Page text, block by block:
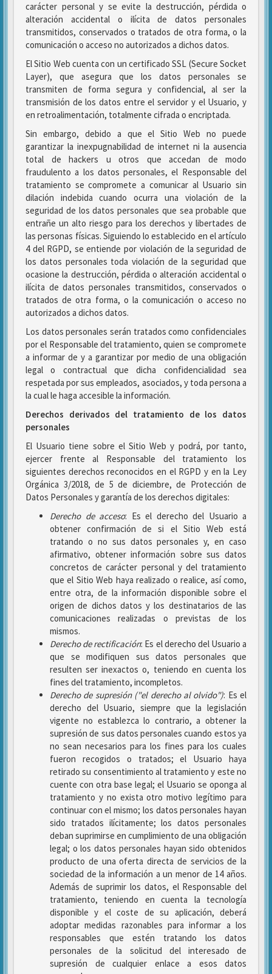
carácter personal y se evite la destrucción, pérdida o
alteración accidental o ilícita de datos personales
transmitidos, conservados o tratados de otra forma, o la
comunicación o acceso no autorizados a dichos datos.
El Sitio Web cuenta con un certificado SSL (Secure Socket
Layer), que asegura que los datos personales se
transmiten de forma segura y confidencial, al ser la
transmisión de los datos entre el servidor y el Usuario, y
en retroalimentación, totalmente cifrada o encriptada.
Sin embargo, debido a que el Sitio Web no puede
garantizar la inexpugnabilidad de internet ni la ausencia
total de hackers u otros que accedan de modo
fraudulento a los datos personales, el Responsable del
tratamiento se compromete a comunicar al Usuario sin
dilación indebida cuando ocurra una violación de la
seguridad de los datos personales que sea probable que
entrañe un alto riesgo para los derechos y libertades de
las personas físicas. Siguiendo lo establecido en el artículo
4 del RGPD, se entiende por violación de la seguridad de
los datos personales toda violación de la seguridad que
ocasione la destrucción, pérdida o alteración accidental o
ilícita de datos personales transmitidos, conservados o
tratados de otra forma, o la comunicación o acceso no
autorizados a dichos datos.
Los datos personales serán tratados como confidenciales
por el Responsable del tratamiento, quien se compromete
a informar de y a garantizar por medio de una obligación
legal o contractual que dicha confidencialidad sea
respetada por sus empleados, asociados, y toda persona a
la cual le haga accesible la información.
Derechos derivados del tratamiento de los datos
personales
El Usuario tiene sobre el Sitio Web y podrá, por tanto,
ejercer frente al Responsable del tratamiento los
siguientes derechos reconocidos en el RGPD y en la Ley
Orgánica 3/2018, de 5 de diciembre, de Protección de
Datos Personales y garantía de los derechos digitales:
Derecho de acceso: Es el derecho del Usuario a
obtener confirmación de si el Sitio Web está
tratando o no sus datos personales y, en caso
afirmativo, obtener información sobre sus datos
concretos de carácter personal y del tratamiento
que el Sitio Web haya realizado o realice, así como,
entre otra, de la información disponible sobre el
origen de dichos datos y los destinatarios de las
comunicaciones realizadas o previstas de los
mismos.
Derecho de rectificación: Es el derecho del Usuario a
que se modifiquen sus datos personales que
resulten ser inexactos o, teniendo en cuenta los
fines del tratamiento, incompletos.
Derecho de supresión ("el derecho al olvido"): Es el
derecho del Usuario, siempre que la legislación
vigente no establezca lo contrario, a obtener la
supresión de sus datos personales cuando estos ya
no sean necesarios para los fines para los cuales
fueron recogidos o tratados; el Usuario haya
retirado su consentimiento al tratamiento y este no
cuente con otra base legal; el Usuario se oponga al
tratamiento y no exista otro motivo legítimo para
continuar con el mismo; los datos personales hayan
sido tratados ilícitamente; los datos personales
deban suprimirse en cumplimiento de una obligación
legal; o los datos personales hayan sido obtenidos
producto de una oferta directa de servicios de la
sociedad de la información a un menor de 14 años.
Además de suprimir los datos, el Responsable del
tratamiento, teniendo en cuenta la tecnología
disponible y el coste de su aplicación, deberá
adoptar medidas razonables para informar a los
responsables que estén tratando los datos
personales de la solicitud del interesado de
supresión de cualquier enlace a esos datos